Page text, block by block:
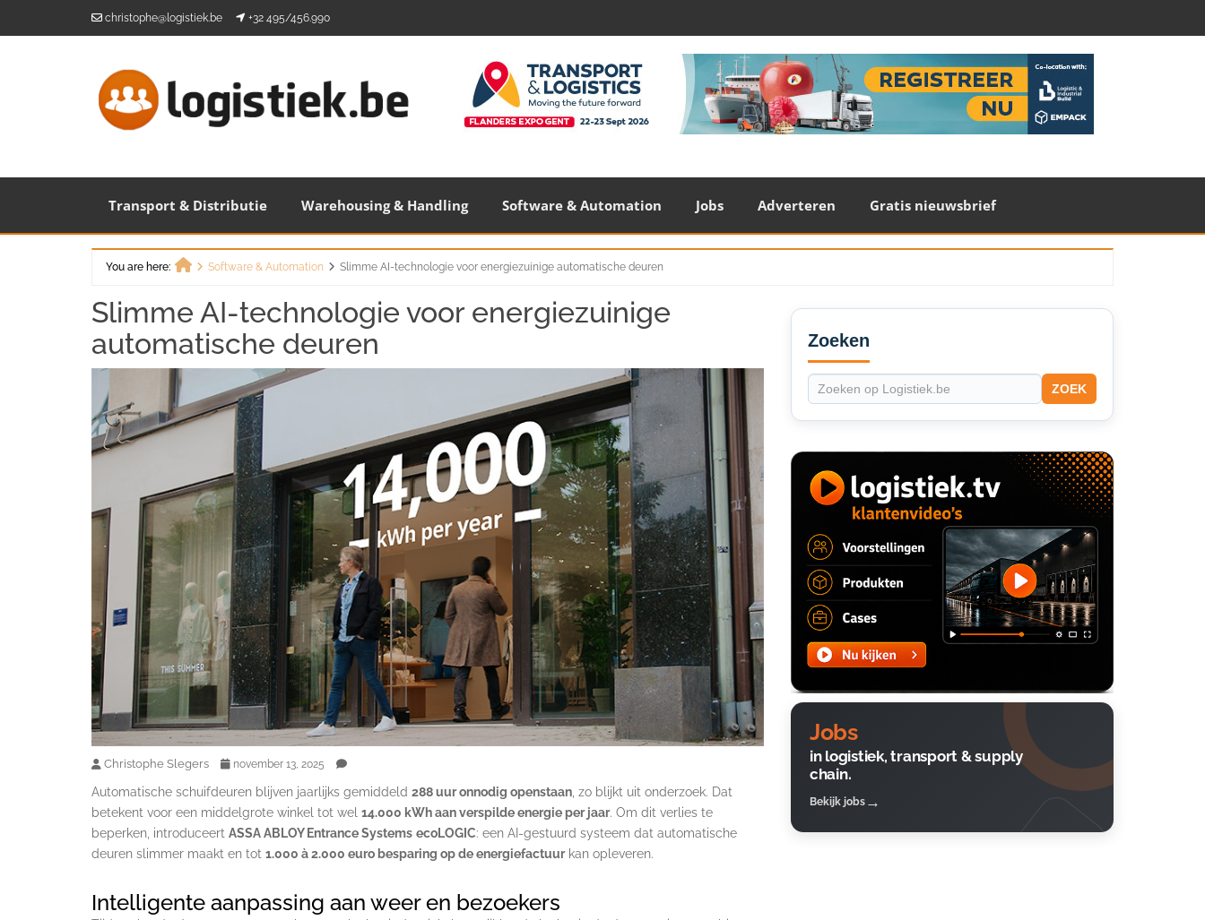
christophe@logistiek.be +32 495/456.990
Transport & Distributie Warehousing & Handling Software & Automation Jobs Adverteren Gratis nieuwsbrief
You are here:
Software & Automation Slimme AI-technologie voor energiezuinige automatische deuren
Slimme AI-technologie voor energiezuinige
automatische deuren
Christophe Slegers november 13, 2025
Automatische schuifdeuren blijven jaarlijks gemiddeld 288 uur onnodig openstaan , zo blijkt uit onderzoek. Dat
betekent voor een middelgrote winkel tot wel 14.000 kWh aan verspilde energie per jaar. Om dit verlies te
beperken, introduceert ASSA ABLOY Entrance Systems ecoLOGIC: een AI-gestuurd systeem dat automatische
deuren slimmer maakt en tot 1.000 à 2.000 euro besparing op de energiefactuurkan opleveren.
Intelligente aanpassing aan weer en bezoekers
Secondary
Sidebar
Zoeken
ZOEK
Jobs
in logistiek, transport & supply
chain.
Bekijk jobs